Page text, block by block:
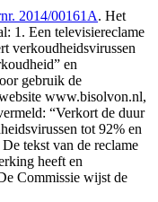
2014/00161A. Het
1. Een televisiereclame
verkoudheidsvirussen
en
gebruik de
www.bisolvon.nl,
“Verkort de duur
tot 92% en
tekst van de reclame
heeft en
Commissie wijst de